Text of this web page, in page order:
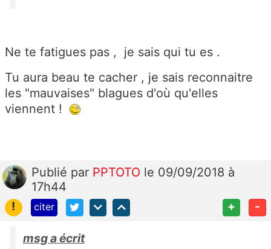
Ne te fatigues pas , je sais qui tu es .
Tu aura beau te cacher , je sais reconnaitre
les "mauvaises" blagues d'où qu'elles
viennent !
Publié par PPTOTO le 09/09/2018 à
17h44
!
citer + -
msg a écrit